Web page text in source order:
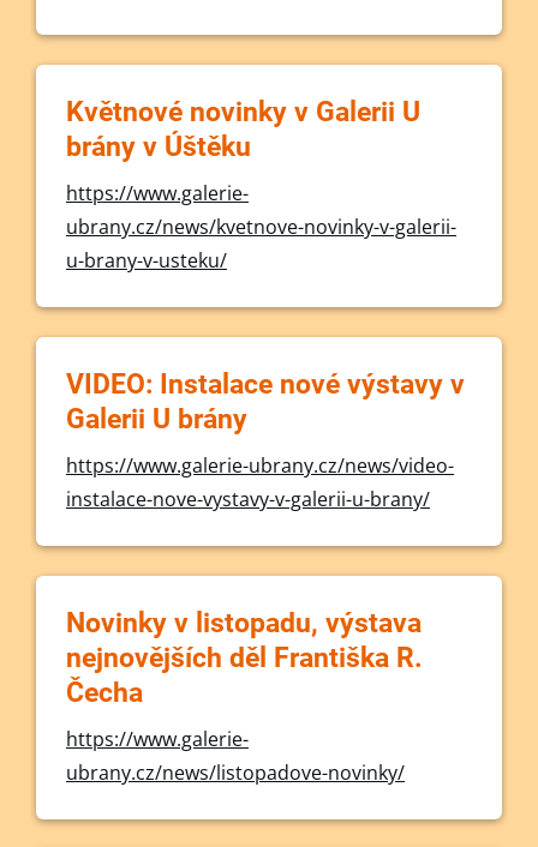
Květnové novinky v Galerii U
brány v Úštěku
https://www.galerie-
ubrany.cz/news/kvetnove-novinky-v-galerii-
u-brany-v-usteku/
VIDEO: Instalace nové výstavy v
Galerii U brány
https://www.galerie-ubrany.cz/news/video-
instalace-nove-vystavy-v-galerii-u-brany/
Novinky v listopadu, výstava
nejnovějších děl Františka R.
Čecha
https://www.galerie-
ubrany.cz/news/listopadove-novinky/